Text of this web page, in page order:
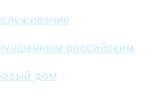
российским
дом